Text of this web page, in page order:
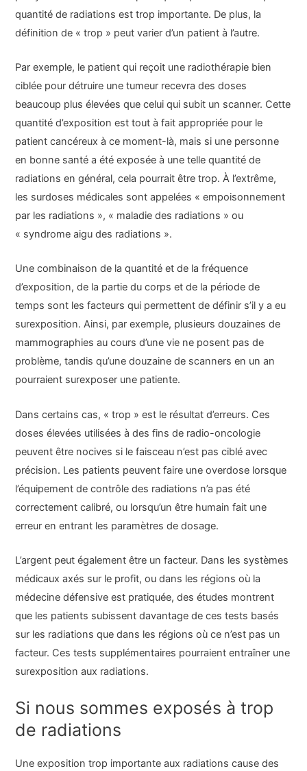
quantité de radiations est trop importante. De plus, la
définition de « trop » peut varier d’un patient à l’autre.
Par exemple, le patient qui reçoit une radiothérapie bien
ciblée pour détruire une tumeur recevra des doses
beaucoup plus élevées que celui qui subit un scanner. Cette
quantité d’exposition est tout à fait appropriée pour le
patient cancéreux à ce moment-là, mais si une personne
en bonne santé a été exposée à une telle quantité de
radiations en général, cela pourrait être trop. À l’extrême,
les surdoses médicales sont appelées « empoisonnement
par les radiations », « maladie des radiations » ou
« syndrome aigu des radiations ».
Une combinaison de la quantité et de la fréquence
d’exposition, de la partie du corps et de la période de
temps sont les facteurs qui permettent de définir s’il y a eu
surexposition. Ainsi, par exemple, plusieurs douzaines de
mammographies au cours d’une vie ne posent pas de
problème, tandis qu’une douzaine de scanners en un an
pourraient surexposer une patiente.
Dans certains cas, « trop » est le résultat d’erreurs. Ces
doses élevées utilisées à des fins de radio-oncologie
peuvent être nocives si le faisceau n’est pas ciblé avec
précision. Les patients peuvent faire une overdose lorsque
l’équipement de contrôle des radiations n’a pas été
correctement calibré, ou lorsqu’un être humain fait une
erreur en entrant les paramètres de dosage.
L’argent peut également être un facteur. Dans les systèmes
médicaux axés sur le profit, ou dans les régions où la
médecine défensive est pratiquée, des études montrent
que les patients subissent davantage de ces tests basés
sur les radiations que dans les régions où ce n’est pas un
facteur. Ces tests supplémentaires pourraient entraîner une
surexposition aux radiations.
Si nous sommes exposés à trop
de radiations
Une exposition trop importante aux radiations cause des